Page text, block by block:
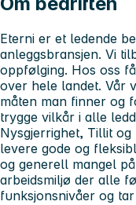
Eterni er et ledende
anleggsbransjen. Vi
oppfølging. Hos oss
over hele landet. Vår
måten man finner og
trygge vilkår i alle
Nysgjerrighet, Tillit og
levere gode og
og generell mangel
arbeidsmiljø der alle
funksjonsnivåer og